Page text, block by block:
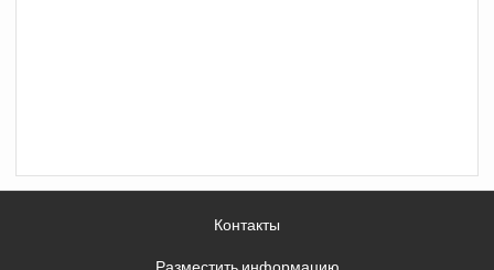
Контакты
Разместить информацию